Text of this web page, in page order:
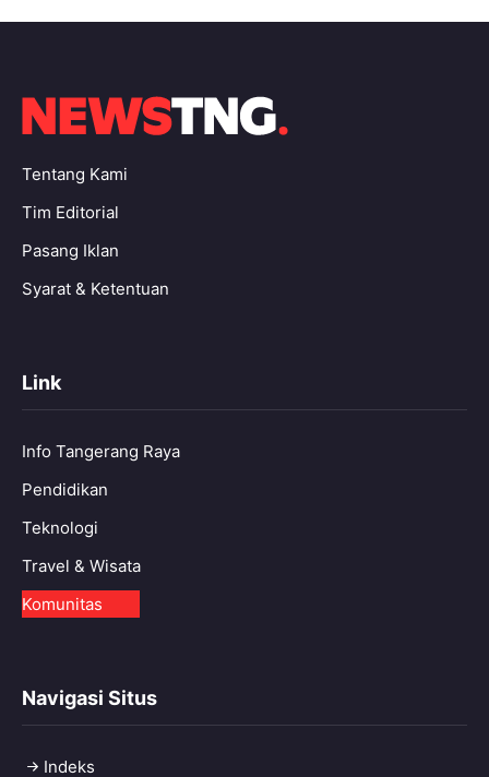
Tentang Kami
Tim Editorial
Pasang Iklan
Syarat & Ketentuan
Link
Info Tangerang Raya
Pendidikan
Teknologi
Travel & Wisata
Komunitas
Navigasi Situs
Indeks